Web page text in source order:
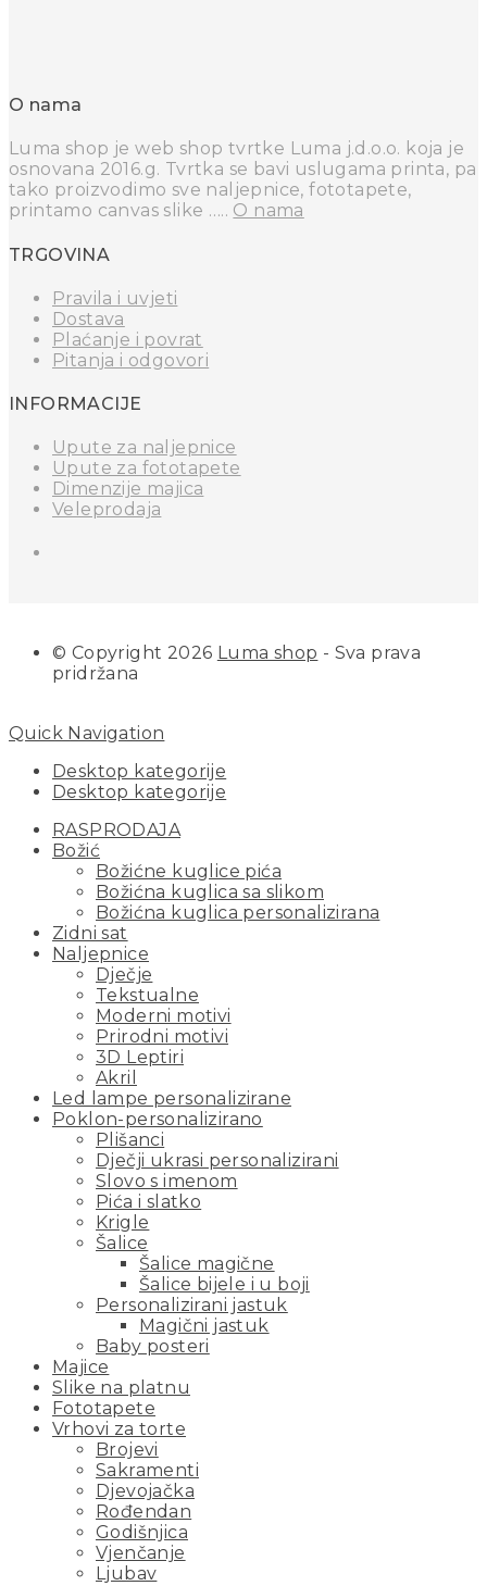
O nama
Luma shop je web shop tvrtke Luma j.d.o.o. koja je
osnovana 2016.g. Tvrtka se bavi uslugama printa, pa
tako proizvodimo sve naljepnice, fototapete,
printamo canvas slike ….. O nama
TRGOVINA
Pravila i uvjeti
Dostava
Plaćanje i povrat
Pitanja i odgovori
INFORMACIJE
Upute za naljepnice
Upute za fototapete
Dimenzije majica
Veleprodaja
© Copyright 2026 Luma shop - Sva prava
pridržana
Quick Navigation
Desktop kategorije
Desktop kategorije
RASPRODAJA
Božić
Božićne kuglice pića
Božićna kuglica sa slikom
Božićna kuglica personalizirana
Zidni sat
Naljepnice
Dječje
Tekstualne
Moderni motivi
Prirodni motivi
3D Leptiri
Akril
Led lampe personalizirane
Poklon-personalizirano
Plišanci
Dječji ukrasi personalizirani
Slovo s imenom
Pića i slatko
Krigle
Šalice
Šalice magične
Šalice bijele i u boji
Personalizirani jastuk
Magični jastuk
Baby posteri
Majice
Slike na platnu
Fototapete
Vrhovi za torte
Brojevi
Sakramenti
Djevojačka
Rođendan
Godišnjica
Vjenčanje
Ljubav